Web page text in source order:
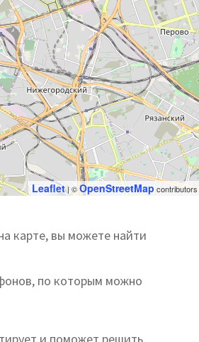
Leaflet| ©OpenStreetMap contributors
карте, вы можете найти
по которым можно